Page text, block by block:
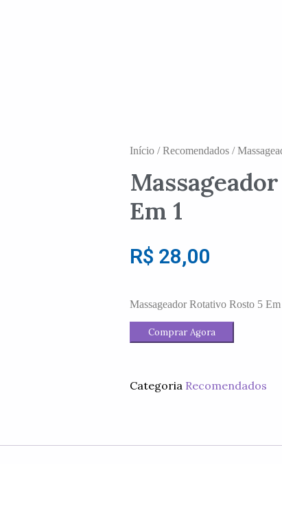
Início /Recomendados /
Em 1
R$ 28,00
Massageador Rotativo Rosto 5
Comprar Agora
Categoria Recomendados